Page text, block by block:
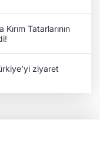
Tatarlarının
ziyaret